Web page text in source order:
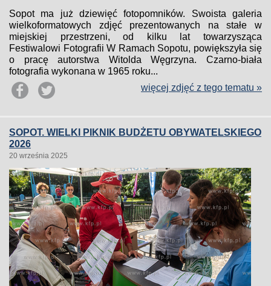
Sopot ma już dziewięć fotopomników. Swoista galeria
wielkoformatowych zdjęć prezentowanych na stałe w
miejskiej przestrzeni, od kilku lat towarzysząca
Festiwalowi Fotografii W Ramach Sopotu, powiększyła się
o pracę autorstwa Witolda Węgrzyna. Czarno-biała
fotografia wykonana w 1965 roku...
więcej zdjęć z tego tematu »
SOPOT. WIELKI PIKNIK BUDŻETU OBYWATELSKIEGO
2026
20 września 2025